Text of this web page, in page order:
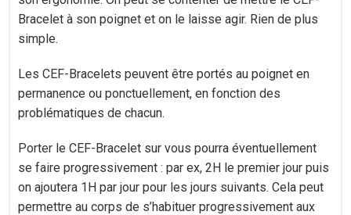
Bracelet à son poignet et on le laisse agir. Rien de plus
simple.
Les CEF-Bracelets peuvent être portés au poignet en
permanence ou ponctuellement, en fonction des
problématiques de chacun.
Porter le CEF-Bracelet sur vous pourra éventuellement
se faire progressivement : par ex, 2H le premier jour puis
on ajoutera 1H par jour pour les jours suivants. Cela peut
permettre au corps de s’habituer progressivement aux